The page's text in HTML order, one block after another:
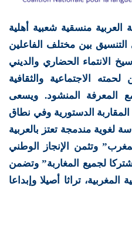
العربية منسقية شعبية أهلية
بين مختلف الفاعلين
الانتماء الحضاري والديني
الاجتماعية والثقافية
المعرفة المنشود. ويسعى
الدستورية وفي نطاق
لغوية مندمجة تعتز بالعربية
وتثمن الإنجاز الوطني
لجميع المغاربة” وتضمن
تراثا أصيلا وإبداعا